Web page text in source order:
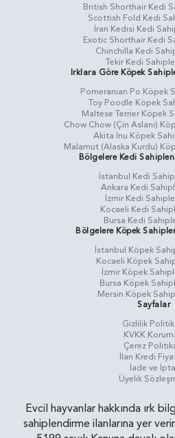
British Shorthair Kedi
Scottish Fold Kedi
İran Kedisi Kedi
Exotic Shorthair Kedi
Chinchilla Kedi
Tekir Kedi
Irklara Göre Köpek
Pomeranian Po Köpek
Toy Poodle Köpek
Maltese Terrier Köpek
Chow Chow (Çin Aslanı)
Akita Inu Köpek
Malamut (Alaska Kurdu)
Bölgelere Kedi
İstanbul Kedi
Ankara Kedi
İzmir Kedi
Kocaeli Kedi
Bursa Kedi
Bölgelere Köpek
İstanbul Köpek
Kocaeli Köpek
İzmir Köpek
Bursa Köpek
Mersin Köpek
Sayfalar
Gizlilik
KVKK
Çerez
İlan Kredi
İade ve
Üyelik
Evcil hayvanlar hakkında ırk
sahiplendirme ilanlarına yer